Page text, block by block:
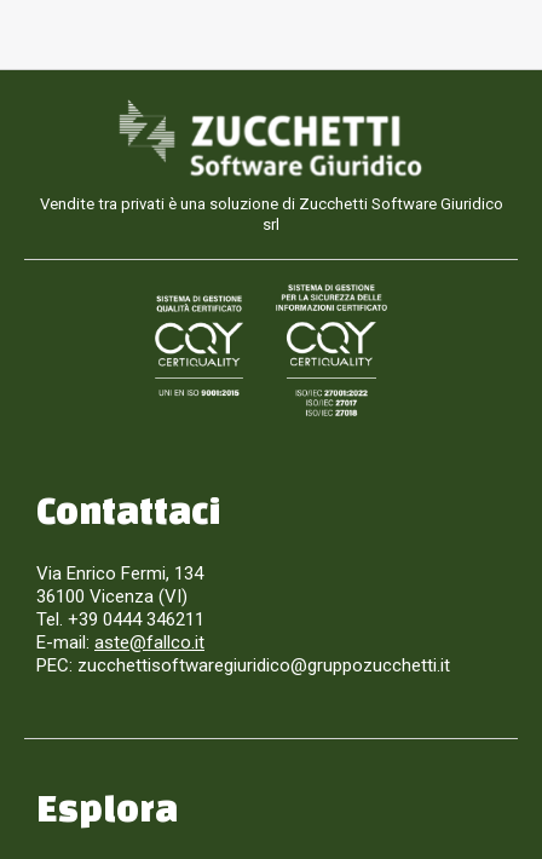
Vendite tra privati è una soluzione di Zucchetti Software Giuridico
srl
Contattaci
Via Enrico Fermi, 134
36100 Vicenza (VI)
Tel. +39 0444 346211
E-mail: aste@fallco.it
PEC: zucchettisoftwaregiuridico@gruppozucchetti.it
Esplora